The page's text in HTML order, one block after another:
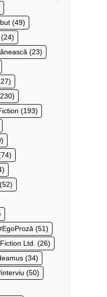
(49)
(24)
(23)
(193)
(52)
EgoProză (51)
Fiction Ltd. (26)
(34)
interviu (50)